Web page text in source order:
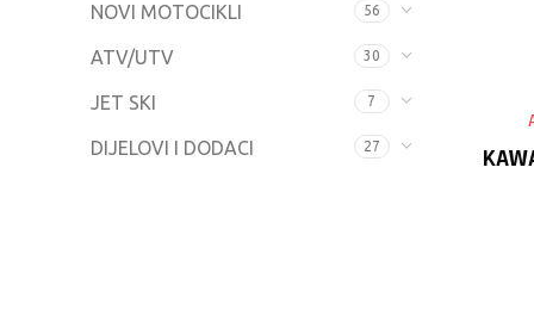
NOVI MOTOCIKLI 56
ATV/UTV 30
JET SKI 7
DIJELOVI I DODACI 27